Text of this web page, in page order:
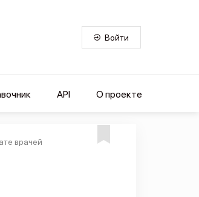
Войти
API О проекте
врачей